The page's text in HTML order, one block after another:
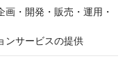
・開発・販売・運用・
ンサービスの提供